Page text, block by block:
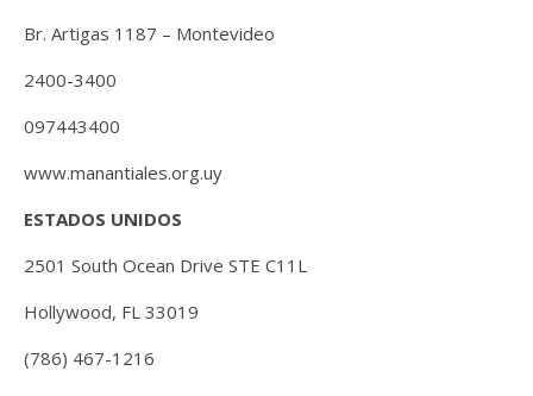
Br. Artigas 1187 – Montevideo
2400-3400
097443400
www.manantiales.org.uy
ESTADOS UNIDOS
2501 South Ocean Drive STE C11L
Hollywood, FL 33019
(786) 467-1216